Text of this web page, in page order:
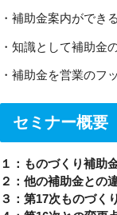
・補助金案内ができ
・知識として補助金
・補助金を営業のフ
セミナー概要
１：ものづくり補助
２：他の補助金との
３：第17次ものづく